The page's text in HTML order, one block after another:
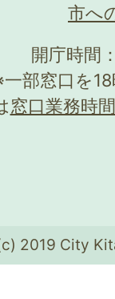
市へ
開庁時間
一部窓口を
窓口業務時
2019 City